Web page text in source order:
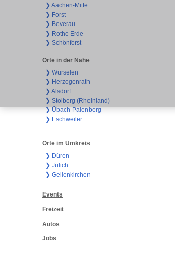
❯ Aachen-Mitte
❯ Forst
❯ Beverau
❯ Rothe Erde
❯ Schönforst
Orte in der Nähe
❯ Würselen
❯ Herzogenrath
❯ Alsdorf
❯ Stolberg (Rheinland)
❯ Übach-Palenberg
❯ Eschweiler
Orte im Umkreis
❯ Düren
❯ Jülich
❯ Geilenkirchen
Events
Freizeit
Autos
Jobs